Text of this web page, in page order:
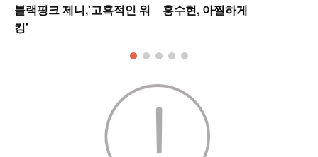
블랙핑크 제니,'고혹적인 워
킹'
홍수현, 아찔하게